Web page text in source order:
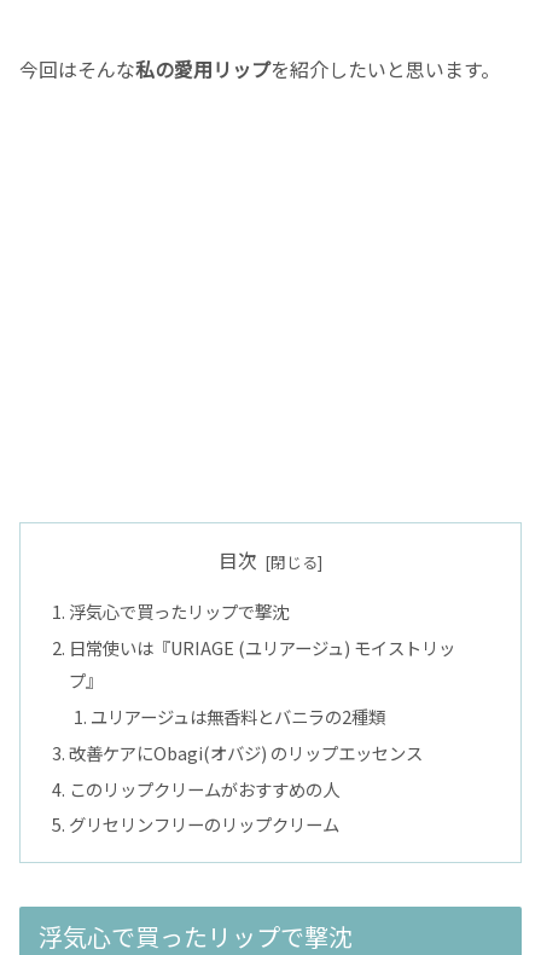
今回はそんな私の愛用リップを紹介したいと思います。
目次
浮気心で買ったリップで撃沈
日常使いは『URIAGE (ユリアージュ) モイストリッ
プ』
ユリアージュは無香料とバニラの2種類
改善ケアにObagi(オバジ) のリップエッセンス
このリップクリームがおすすめの人
グリセリンフリーのリップクリーム
浮気心で買ったリップで撃沈